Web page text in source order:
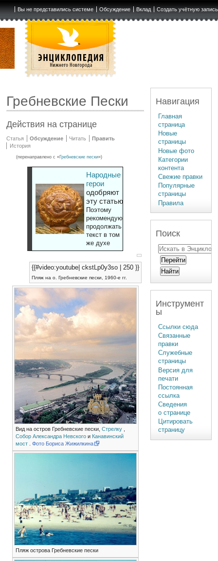
Вы не представились системе Обсуждение Вклад Создать учётную запись
Гребневские Пески
Действия на странице
Статья Обсуждение Читать
Править
История
(перенаправлено с «Гребневские пески»)
Народные
герои
одобряют
эту статью
Поэтому
рекомендуют
продолжать
текст в том
же духе
{{#video:youtube| ckstLp0y3so | 250 }}
Пляж на о. Гребневские пески, 1960-е гг.
Вид на остров Гребневские пески, Стрелку,
Собор Александра Невскогои Канавинский
мост. Фото Бориса Жижилкина
Пляж острова Гребневские пески
Навигация
Главная
страница
Новые
страницы
Новые фото
Категории
контента
Свежие правки
Популярные
страницы
Правила
Поиск
Инструмент
ы
Ссылки сюда
Связанные
правки
Служебные
страницы
Версия для
печати
Постоянная
ссылка
Сведения
о странице
Цитировать
страницу